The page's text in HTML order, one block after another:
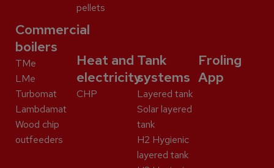
pellets
Commercial
boilers
TMe
LMe
Turbomat
Lambdamat
Wood chip
outfeeders
Heat and
electricity
CHP
Tank
systems
Layered tank
Solar layered
tank
H2 Hygienic
layered tank
Froling
App